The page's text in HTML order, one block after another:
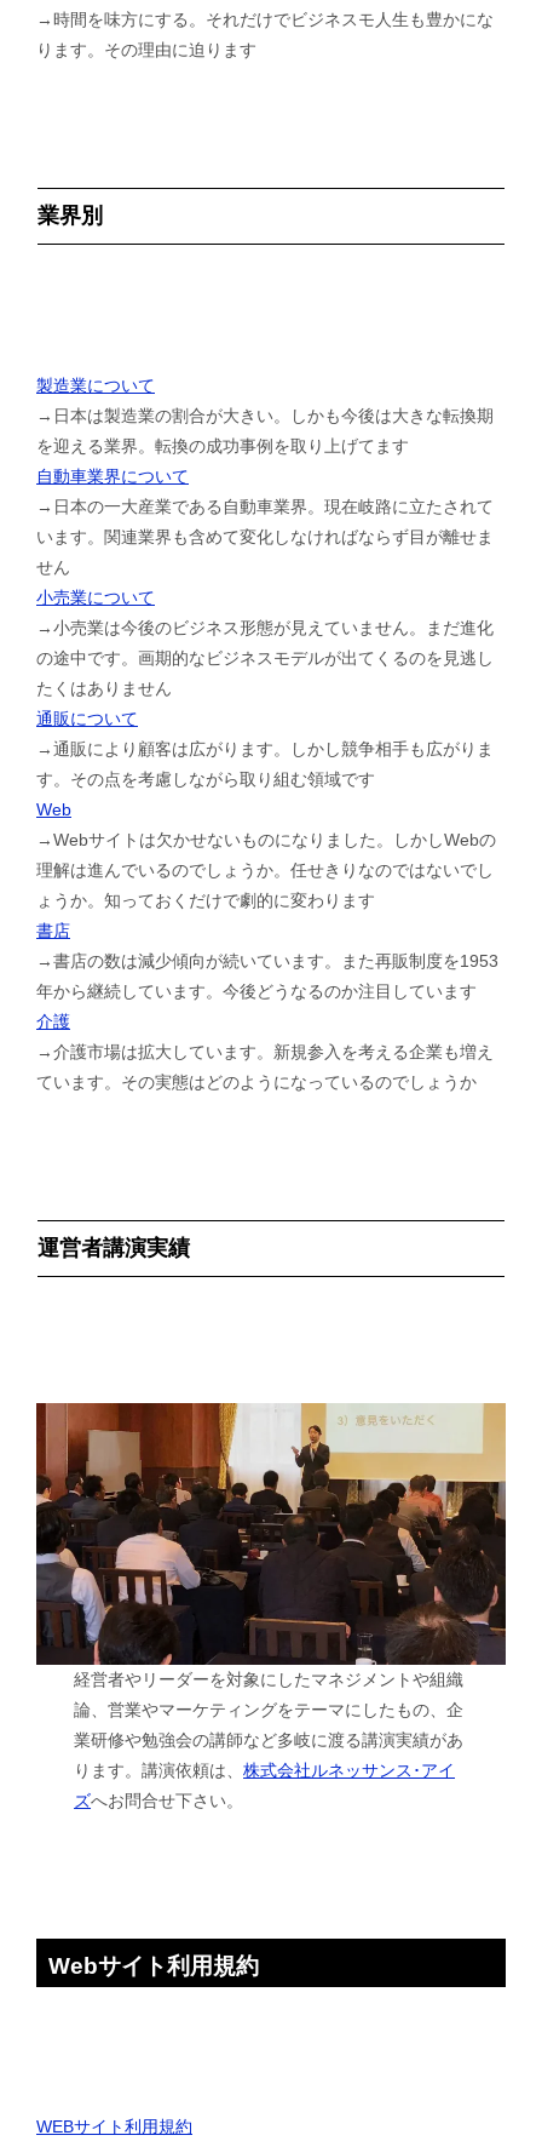
→時間を味方にする。それだけでビジネスモ人生も豊かにな
ります。その理由に迫ります
業界別
製造業について
→日本は製造業の割合が大きい。しかも今後は大きな転換期
を迎える業界。転換の成功事例を取り上げてます
自動車業界について
→日本の一大産業である自動車業界。現在岐路に立たされて
います。関連業界も含めて変化しなければならず目が離せま
せん
小売業について
→小売業は今後のビジネス形態が見えていません。まだ進化
の途中です。画期的なビジネスモデルが出てくるのを見逃し
たくはありません
通販について
→通販により顧客は広がります。しかし競争相手も広がりま
す。その点を考慮しながら取り組む領域です
Web
→Webサイトは欠かせないものになりました。しかしWebの
理解は進んでいるのでしょうか。任せきりなのではないでし
ょうか。知っておくだけで劇的に変わります
書店
→書店の数は減少傾向が続いています。また再販制度を1953
年から継続しています。今後どうなるのか注目しています
介護
→介護市場は拡大しています。新規参入を考える企業も増え
ています。その実態はどのようになっているのでしょうか
運営者講演実績
経営者やリーダーを対象にしたマネジメントや組織
論、営業やマーケティングをテーマにしたもの、企
業研修や勉強会の講師など多岐に渡る講演実績があ
ります。講演依頼は、株式会社ルネッサンス･アイ
ズへお問合せ下さい。
Webサイト利用規約
WEBサイト利用規約